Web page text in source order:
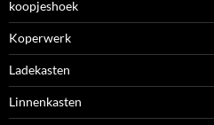
koopjeshoek
Koperwerk
Ladekasten
Linnenkasten